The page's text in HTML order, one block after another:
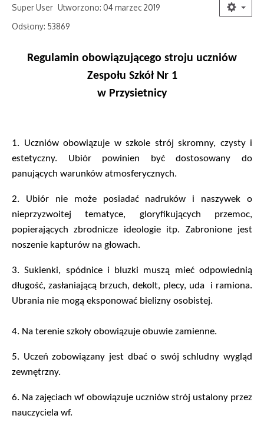
Super User Utworzono: 04 marzec 2019
Odsłony: 53869
Regulamin obowiązującego stroju uczniów
Zespołu Szkół Nr 1
w Przysietnicy
1. Uczniów obowiązuje w szkole strój skromny, czysty i
estetyczny. Ubiór powinien być dostosowany do
panujących warunków atmosferycznych.
2.
Ubiór nie może posiadać nadruków i naszywek o
nieprzyzwoitej tematyce, gloryfikujących przemoc,
popierających zbrodnicze ideologie itp. Zabronione jest
noszenie kapturów na głowach.
3. Sukienki, spódnice i bluzki muszą mieć odpowiednią
długość, zasłaniającą brzuch, dekolt, plecy, uda i ramiona.
Ubrania nie mogą eksponować bielizny osobistej.
4. Na terenie szkoły obowiązuje obuwie zamienne.
5. Uczeń zobowiązany jest dbać o swój schludny wygląd
zewnętrzny.
6. Na zajęciach wf obowiązuje uczniów strój ustalony przez
nauczyciela wf.